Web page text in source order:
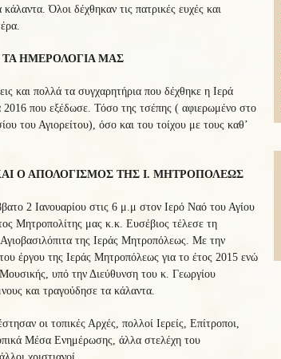
Όλοι δέχθηκαν τις πατρικές ευχές και
ΤΑ ΗΜΕΡΟΛΟΓΙΑ ΜΑΣ
και πολλά τα συγχαρητήρια που δέχθηκε η Ιερά
που εξέδωσε. Τόσο της τσέπης ( αφιερωμένο στο
του Αγιορείτου), όσο και του τοίχου με τους καθ’
Ο ΑΠΟΛΟΓΙΣΜΟΣ ΤΗΣ Ι. ΜΗΤΡΟΠΟΛΕΩΣ
2 Ιανουαρίου στις 6 μ.μ στον Ιερό Ναό του Αγίου
Μητροπολίτης μας κ.κ. Ευσέβιος τέλεσε τη
της Ιεράς Μητροπόλεως. Με την
έργου της Ιεράς Μητροπόλεως για το έτος 2015 ενώ
υπό την Διεύθυνση του κ. Γεωργίου
και τραγούδησε τα κάλαντα.
οι τοπικές Αρχές, πολλοί Ιερείς, Επίτροποι,
Μέσα Ενημέρωσης, άλλα στελέχη του